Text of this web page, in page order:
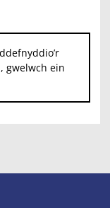
gwelwch ein